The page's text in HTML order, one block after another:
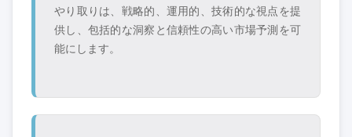
やり取りは、戦略的、運用的、技術的な視点を提
供し、包括的な洞察と信頼性の高い市場予測を可
能にします。